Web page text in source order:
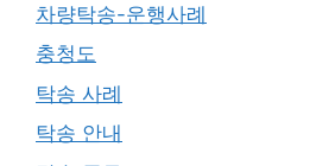
차량탁송-운행사례
충청도
탁송 사례
탁송 안내